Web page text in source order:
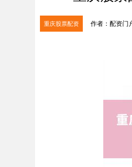
重庆股票配资 作者：配资门